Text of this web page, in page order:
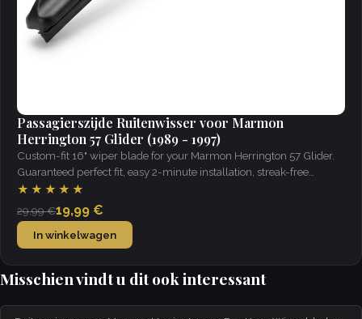
Passagierszijde Ruitenwisser voor Marmon
Herrington 57 Glider (1989 - 1997)
Custom-fit 16" wiper blade for your Marmon Herrington 57 Glider.
Guaranteed perfect fit, easy 2-minute installation, streak-free
visibility in all weather.
★★★★★
29,99 €19,99 €
In winkelwagen
Misschien vindt u dit ook interessant